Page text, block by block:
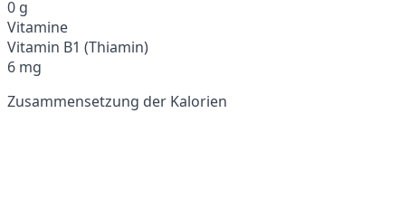
0 g
Vitamine
Vitamin B1 (Thiamin)
6 mg
Zusammensetzung der Kalorien